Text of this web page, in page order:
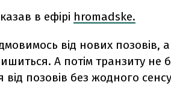
в ефірі hromadske.
від нових позовів,
А потім транзиту не
від позовів без жодного